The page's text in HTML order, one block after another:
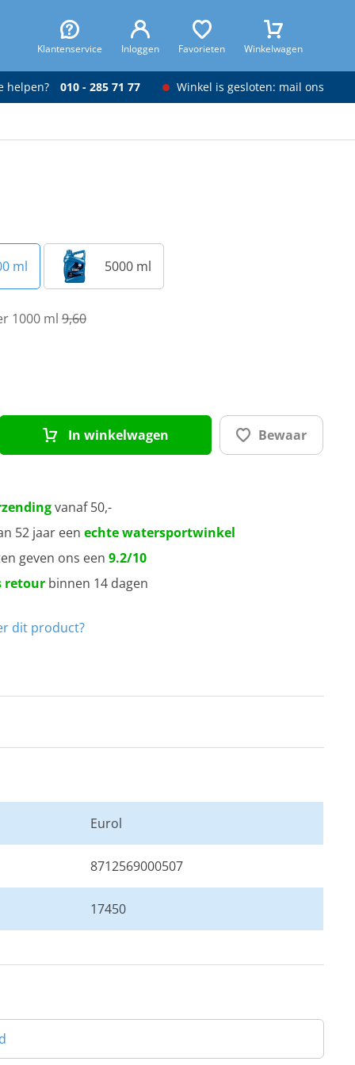
Klantenservice Inloggen Favorieten Winkelwagen
helpen? 010 - 285 71 77 Winkel is gesloten: mail ons
ml 5000 ml
1000 ml9,60
In winkelwagen Bewaar
vanaf 50,-
52 jaar een echte watersportwinkel
geven ons een 9.2/10
retourbinnen 14 dagen
dit product?
Eurol
8712569000507
17450